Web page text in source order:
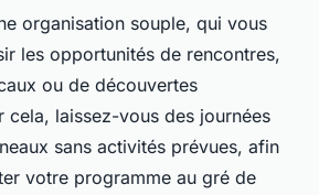
organisation souple, qui vous
les opportunités de rencontres,
ou de découvertes
cela, laissez-vous des journées
sans activités prévues, afin
votre programme au gré de